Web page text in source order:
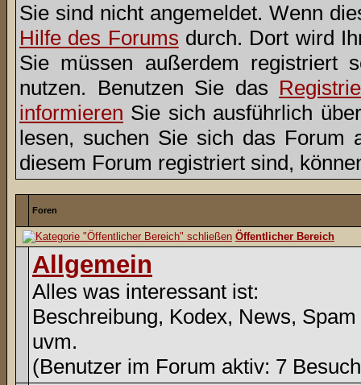
Sie sind nicht angemeldet. Wenn
Hilfe des Forums durch. Dort wird
Sie müssen außerdem registriert
nutzen. Benutzen Sie das
informieren Sie sich ausführlich
lesen, suchen Sie sich das Forum
diesem Forum registriert sind,
Foren
Öffentlicher Bereich
Allgemein
Alles was interessant ist:
Beschreibung, Kodex, News, Spam
uvm.
(Benutzer im Forum aktiv: 7